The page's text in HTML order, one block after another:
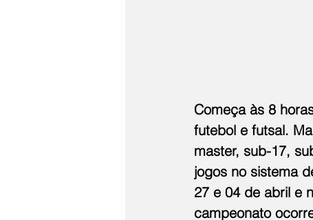
Começa às 8
futebol e futsal.
master, sub-17,
jogos no sistema
27 e 04 de abril e
campeonato